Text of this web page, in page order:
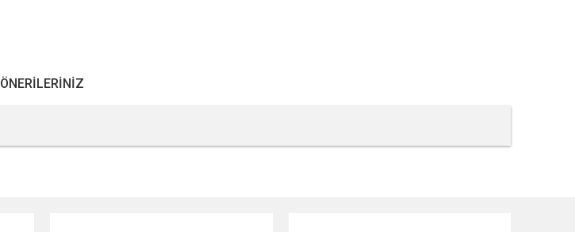
ÖNERILERINIZ